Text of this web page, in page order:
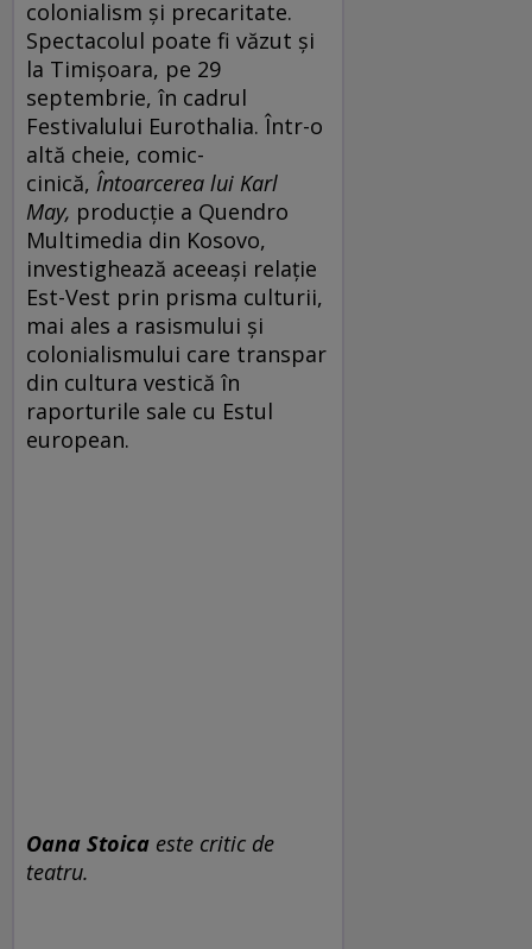
colonialism și precaritate.
Spectacolul poate fi văzut și
la Timișoara, pe 29
septembrie, în cadrul
Festivalului Eurothalia. Într-o
altă cheie, comic-
cinică, Întoarcerea lui Karl
May, producție a Quendro
Multimedia din Kosovo,
investighează aceeași relație
Est-Vest prin prisma culturii,
mai ales a rasismului și
colonialismului care transpar
din cultura vestică în
raporturile sale cu Estul
european.
Oana Stoica este critic de
teatru.